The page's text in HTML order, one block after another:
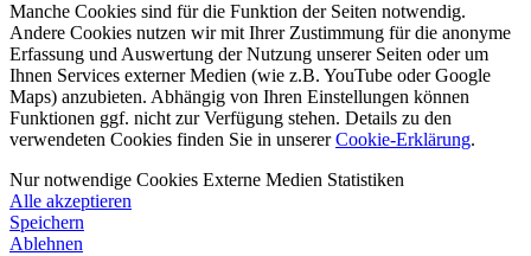
Manche Cookies sind für die Funktion der Seiten notwendig.
Andere Cookies nutzen wir mit Ihrer Zustimmung für die anonyme
Erfassung und Auswertung der Nutzung unserer Seiten oder um
Ihnen Services externer Medien (wie z.B. YouTube oder Google
Maps) anzubieten. Abhängig von Ihren Einstellungen können
Funktionen ggf. nicht zur Verfügung stehen. Details zu den
verwendeten Cookies finden Sie in unsererCookie-Erklärung.
Nur notwendige Cookies Externe Medien Statistiken
Alle akzeptieren
Speichern
Ablehnen